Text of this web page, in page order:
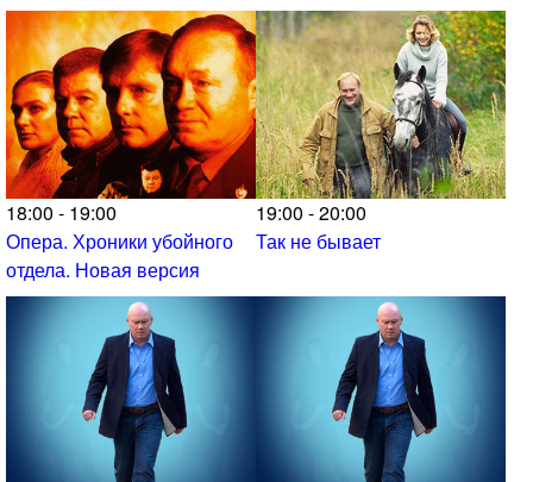
18:00 - 19:00
Опера. Хроники убойного
отдела. Новая версия
19:00 - 20:00
Так не бывает